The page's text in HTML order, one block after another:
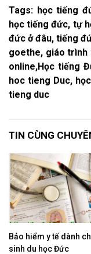
Tags: học tiếng
học tiếng đức, tự
đức ở đâu, tiếng
goethe, giáo trình
online,Học tiếng
hoc tieng Duc,
tieng duc
TIN CÙNG
Bảo hiểm y tế dành
sinh du học Đức